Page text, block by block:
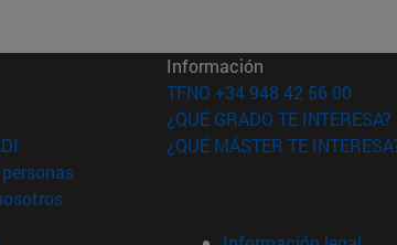
en nueva ventana)
en nueva ventana)
(abre en nueva ventana)
(abre en nueva ventana)
(abre en nueva ventana)
Información
TFNO +34 948 42 56 00
¿QUÉ GRADO TE INTERESA?
¿QUÉ MÁSTER TE